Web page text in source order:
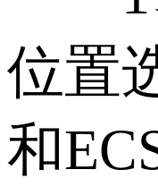
位置
和